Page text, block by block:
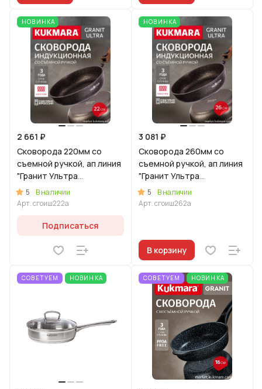
НОВИНКА
2 661 ₽
Сковорода 220мм со
съемной ручкой, ап линия
"Гранит Ультра
Индукционная"
(оригинальный)
5
В наличии
Арт.сгоиш222а
Подписаться
НОВИНКА
3 081 ₽
Сковорода 260мм со
съемной ручкой, ап линия
"Гранит Ультра
Индукционная"
(оригинальный)
5
В наличии
Арт.сгоиш262а
В корзину
СОВЕТУЕМ НОВИНКА СОВЕТУЕМ НОВИНКА